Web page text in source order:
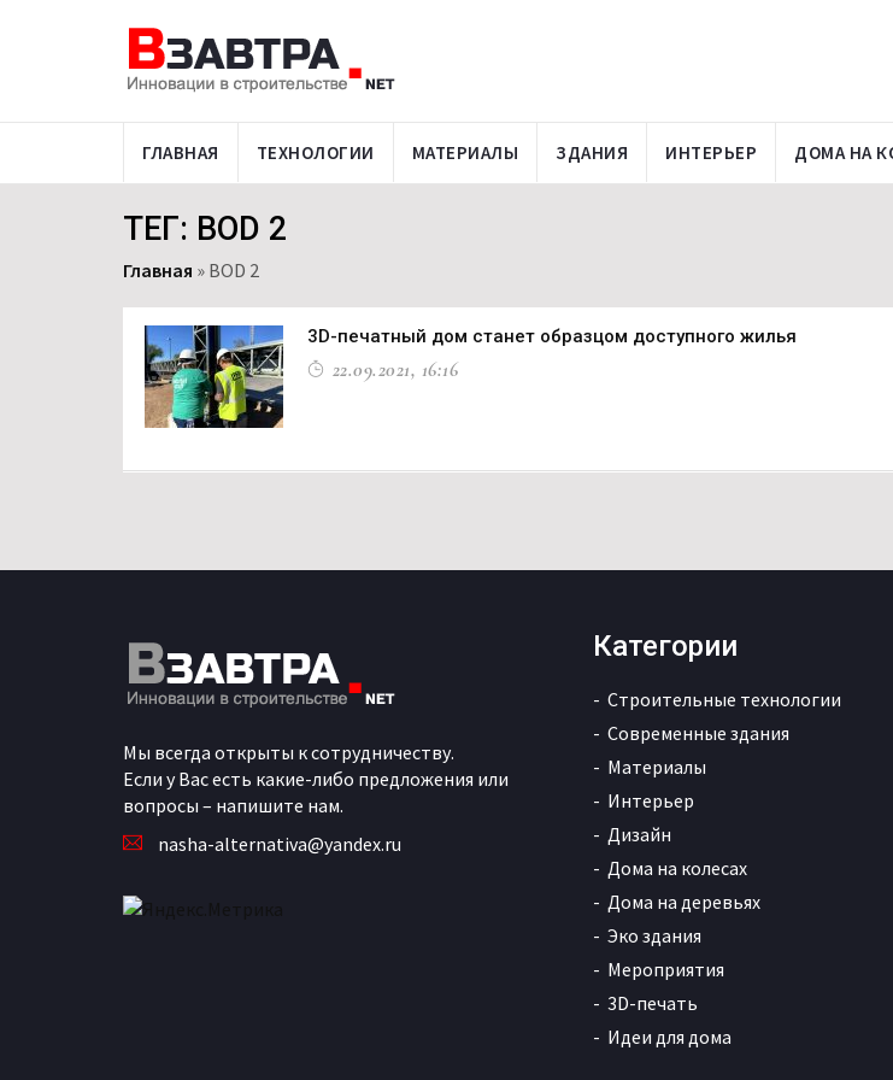
ГЛАВНАЯ ТЕХНОЛОГИИ МАТЕРИАЛЫ ЗДАНИЯ ИНТЕРЬЕР ДОМА НА
ТЕГ: BOD 2
Главная » BOD 2
3D-печатный дом станет образцом доступного жилья
22.09.2021, 16:16
Мы всегда открыты к сотрудничеству.
Если у Вас есть какие-либо предложения или
вопросы – напишите нам.
nasha-alternativa@yandex.ru
Категории
Строительные технологии
Современные здания
Материалы
Интерьер
Дизайн
Дома на колесах
Дома на деревьях
Эко здания
Мероприятия
3D-печать
Идеи для дома